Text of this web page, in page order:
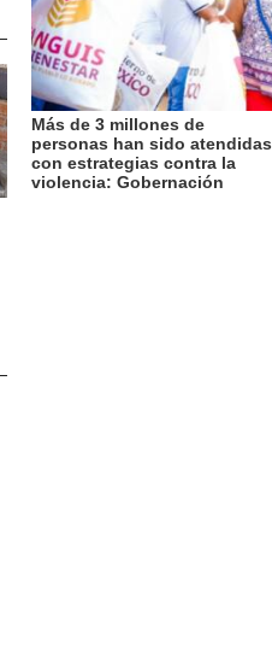
Más de 3 millones de
personas han sido atendidas
con estrategias contra la
violencia: Gobernación